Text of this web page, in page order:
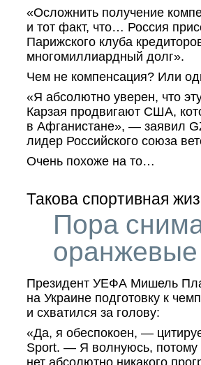
«Осложнить получение
и тот факт, что… Россия
Парижского клуба
многомиллиардный долг».
Чем не компенсация? Или
«Я абсолютно уверен, что
Карзая продвигают США,
в Афганистане», — заявил
лидер Российского союза
Очень похоже на то…
Такова спортивная
Пора
оранжевые
Президент УЕФА Мишель
на Украине подготовку к
и схватился за голову:
«Да, я обеспокоен, —
Sport. — Я волнуюсь, потому
нет абсолютно никакого